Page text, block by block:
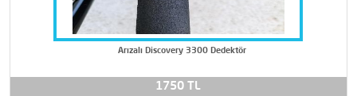
Arızalı Discovery 3300 Dedektör
1750 TL